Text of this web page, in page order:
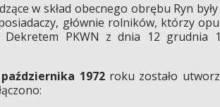
w skład obecnego obrębu Ryn
głównie rolników, którzy
Dekretem PKWN z dnia 12 grudnia
1972roku zostało